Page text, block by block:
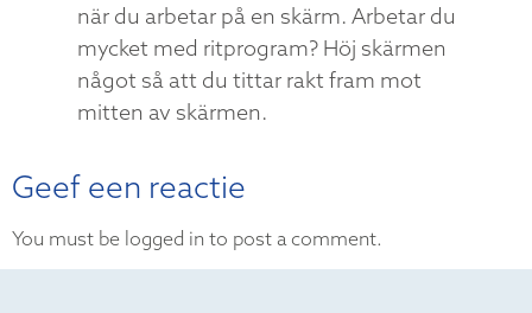
när du arbetar på en skärm. Arbetar du
mycket med ritprogram? Höj skärmen
något så att du tittar rakt fram mot
mitten av skärmen.
Geef een reactie
You must be logged in to post a comment.